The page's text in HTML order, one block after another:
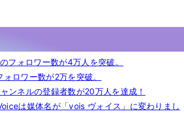
ォロワー数が4万人を突破。
ロワー数が2万を突破。
ンネルの登録者数が20万人を達成！
は媒体名が「vois ヴォイス」に変わりまし